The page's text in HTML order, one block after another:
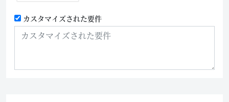
カスタマイズされた要件